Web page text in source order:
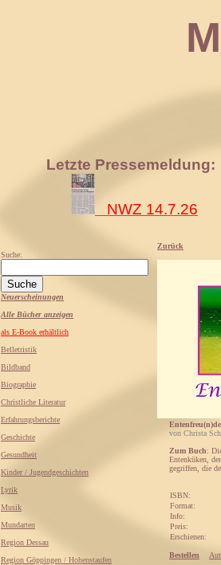
Letzte Pressemeldung:
NWZ 14.7.26
Suche:
Neuerscheinungen
Alle Bücher anzeigen
als E-Book erhältlich
Belletristik
Bildband
Biographie
Christliche Literatur
Erfahrungsberichte
Geschichte
Gesundheit
Kinder / Jugendgeschichten
Lyrik
Musik
Mundarten
Region Dessau
Region Göppingen / Hohenstaufen
Zurück
Entenfreu(n)de
von Christa
Zum Buch:
Entenküken,
gegriffen, die
ISBN:
Format:
Info:
Preis:
Erschienen:
Bestellen